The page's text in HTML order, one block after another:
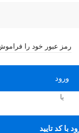
رمز عبور خود را
ورود
یا